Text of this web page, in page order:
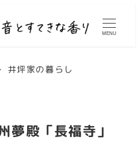
MENU
井坪家の暮らし
夢殿「長福寺」